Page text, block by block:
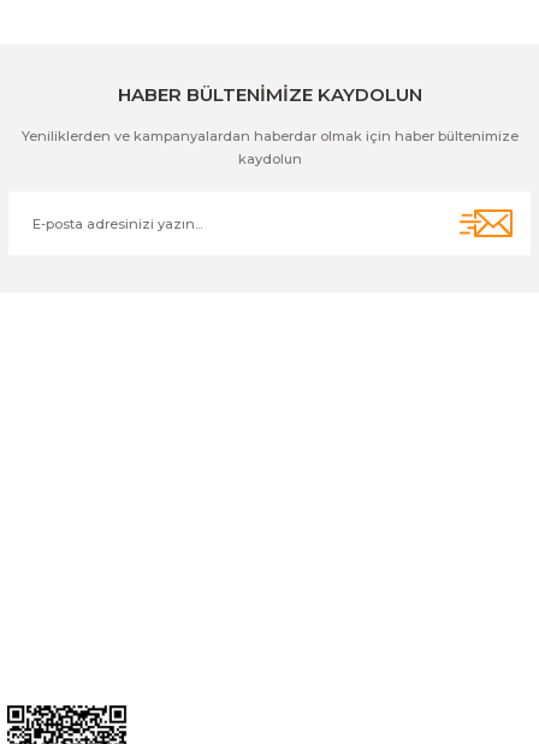
HABER BÜLTENİMİZE KAYDOLUN
Yeniliklerden ve kampanyalardan haberdar olmak için haber bültenimize
kaydolun